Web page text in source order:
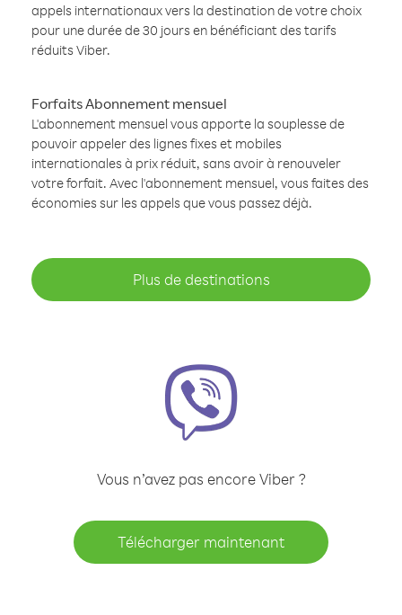
appels internationaux vers la destination de votre choix
pour une durée de 30 jours en bénéficiant des tarifs
réduits Viber.
Forfaits Abonnement mensuel
L'abonnement mensuel vous apporte la souplesse de
pouvoir appeler des lignes fixes et mobiles
internationales à prix réduit, sans avoir à renouveler
votre forfait. Avec l'abonnement mensuel, vous faites des
économies sur les appels que vous passez déjà.
Plus de destinations
Vous n’avez pas encore Viber ?
Télécharger maintenant